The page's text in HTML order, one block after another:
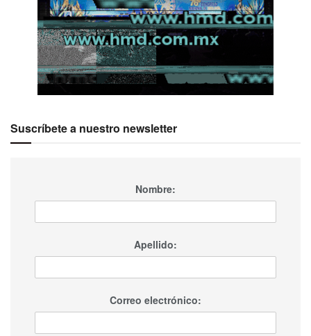
Suscríbete a nuestro newsletter
Nombre:
Apellido:
Correo electrónico: